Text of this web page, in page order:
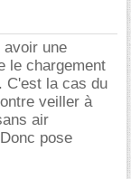
avoir une
le chargement
C'est la cas du
veiller à
air
pose